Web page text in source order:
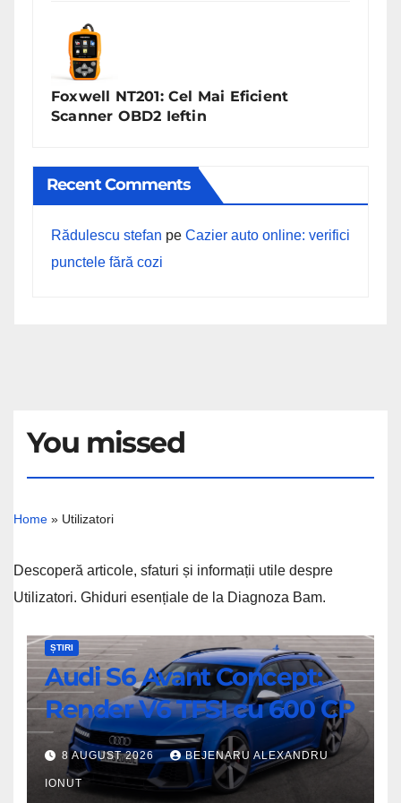
Foxwell NT201: Cel Mai Eficient
Scanner OBD2 Ieftin
Recent Comments
Rădulescu stefan pe Cazier auto online: verifici
punctele fără cozi
You missed
Home » Utilizatori
Descoperă articole, sfaturi și informații utile despre
Utilizatori. Ghiduri esențiale de la Diagnoza Bam.
Audi
S6
Avant
Concept:
Render
ȘTIRI
Audi S6 Avant Concept:
Render V6 TFSI cu 600 CP
8 AUGUST 2026 BEJENARU ALEXANDRU
IONUT